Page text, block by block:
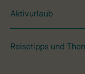
Aktivurlaub
Reisetipps und